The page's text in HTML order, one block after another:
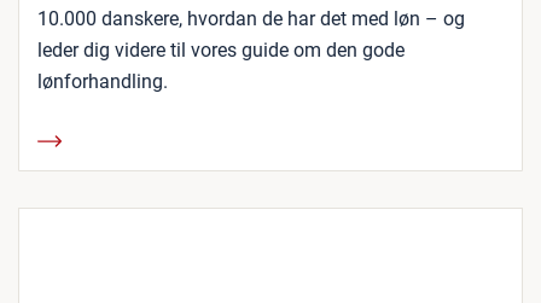
10.000 danskere, hvordan de har det med løn – og
leder dig videre til vores guide om den gode
lønforhandling.